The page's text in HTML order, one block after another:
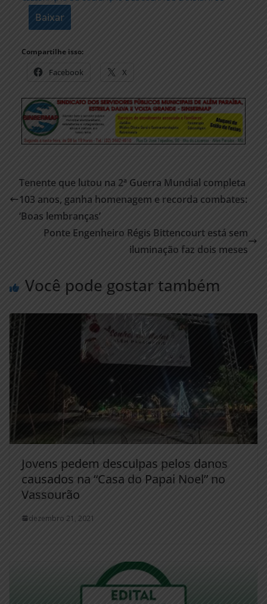
Baixar
Compartilhe isso:
Facebook X
Tenente que lutou na 2ª Guerra Mundial completa
103 anos, ganha homenagem e recorda combates:
‘Boas lembranças’
Ponte Engenheiro Régis Bittencourt está sem
iluminação faz dois meses
Você pode gostar também
Jovens pedem desculpas pelos danos
causados na “Casa do Papai Noel” no
Vassourão
dezembro 21, 2021